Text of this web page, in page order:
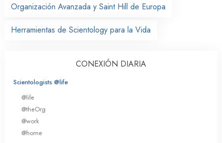
Organización Avanzada y Saint Hill de Europa
Herramientas de Scientology para la Vida
CONEXIÓN DIARIA
Scientologists @life
@life
@theOrg
@work
@home